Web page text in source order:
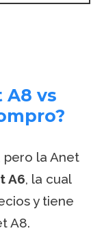
A8 vs
pero la Anet
A6, la cual
y tiene
A8.